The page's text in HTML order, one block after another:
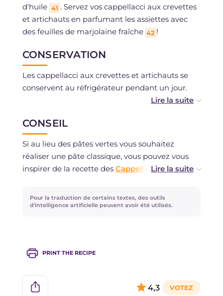
d'huile 41 . Servez vos cappellacci aux crevettes
et artichauts en parfumant les assiettes avec
des feuilles de marjolaine fraîche 42 !
CONSERVATION
Les cappellacci aux crevettes et artichauts se
conservent au réfrigérateur pendant un jour.
un plateau et, une fois durcis, transférés dans
des sacs de congélation, pendant 3 mois. Vous
pourrez ensuite les cuire directement à partir
CONSEIL
Si au lieu des pâtes vertes vous souhaitez
réaliser une pâte classique, vous pouvez vous
inspirer de la recette des Cappellacci de
La glace sert à créer un choc thermique qui
Pour la traduction de certains textes, des outils
d'intelligence artificielle peuvent avoir été utilisés.
PRINT THE RECIPE
4,3